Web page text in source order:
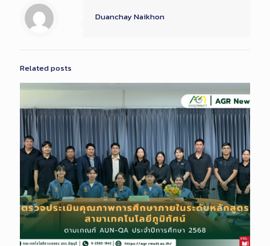
Duanchay Naikhon
Related posts